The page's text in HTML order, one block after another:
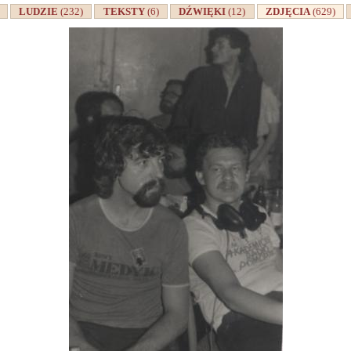
LUDZIE(232) TEKSTY (6) DŹWIĘKI(12) ZDJĘCIA(629)